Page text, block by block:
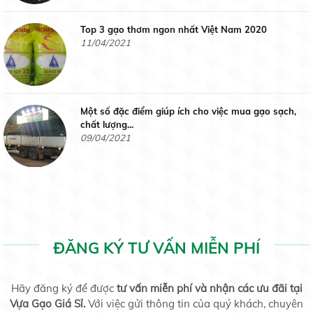
Liên hệ
Gạo Nhật
Liên hệ
Liên hệ
Top 3 gạo thơm ngon nhất Việt Nam 2020
11/04/2021
Một số đặc điểm giúp ích cho việc mua gạo sạch,
chất lượng...
09/04/2021
26/07/2020
ĐĂNG KÝ TƯ VẤN MIỄN PHÍ
Hãy đăng ký để được tư vấn miễn phí và nhận các ưu đãi tại
Vựa Gạo Giá Sỉ. Với việc gửi thông tin của quý khách, chuyên